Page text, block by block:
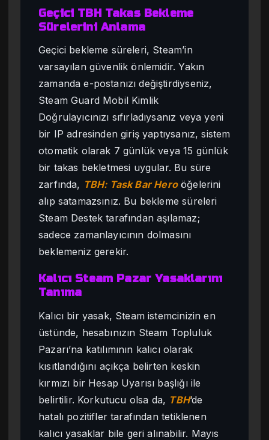
Geçici TBH Takas Bekleme
Sürelerini Anlama
Geçici bekleme süreleri, Steam’in
varsayılan güvenlik önlemidir. Yakın
zamanda e-postanızı değiştirdiyseniz,
Steam Guard Mobil Kimlik
Doğrulayıcınızı sıfırladıysanız veya yeni
bir IP adresinden giriş yaptıysanız, sistem
otomatik olarak 7 günlük veya 15 günlük
bir takas bekletmesi uygular. Bu süre
zarfında, TBH: Task Bar Heroöğelerini
alıp satamazsınız. Bu bekleme süreleri
Steam Destek tarafından aşılamaz;
sadece zamanlayıcının dolmasını
beklemeniz gerekir.
Kalıcı Steam Pazar Yasaklarını
Tanıma
Kalıcı bir yasak, Steam istemcinizin en
üstünde, hesabınızın Steam Topluluk
Pazarı’na katılımının kalıcı olarak
kısıtlandığını açıkça belirten keskin
kırmızı bir Hesap Uyarısı başlığı ile
belirtilir. Korkutucu olsa da, TBH‘de
hatalı pozitifler tarafından tetiklenen
kalıcı yasaklar bile geri alınabilir. Mayıs